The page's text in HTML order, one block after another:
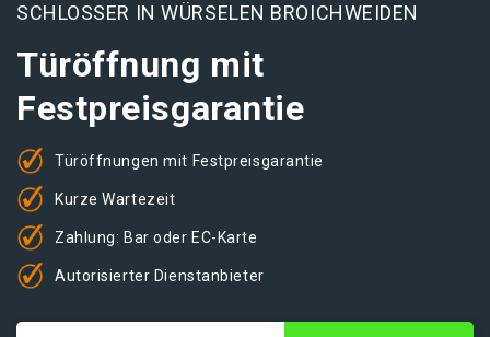
SCHLOSSER IN WÜRSELEN BROICHWEIDEN
Türöffnung mit
Festpreisgarantie
Türöffnungen mit Festpreisgarantie
Kurze Wartezeit
Zahlung: Bar oder EC-Karte
Autorisierter Dienstanbieter